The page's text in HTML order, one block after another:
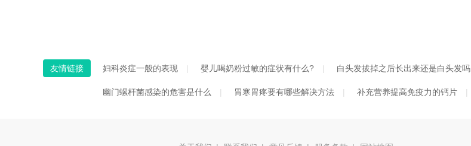
友情链接 妇科炎症一般的表现 婴儿喝奶粉过敏的症状有什么? 白头发拔掉之后长出来还是白头发吗
幽门螺杆菌感染的危害是什么 胃寒胃疼要有哪些解决方法 补充营养提高免疫力的钙片